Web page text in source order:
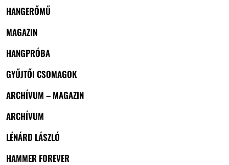
HANGERŐMŰ
MAGAZIN
HANGPRÓBA
GYŰJTŐI CSOMAGOK
ARCHÍVUM – MAGAZIN
ARCHÍVUM
LÉNÁRD LÁSZLÓ
HAMMER FOREVER